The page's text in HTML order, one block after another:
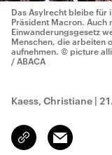
Das Asylrecht bleibe für
Präsident Macron. Auch
Einwanderungsgesetz
Menschen, die arbeiten
aufnehmen. © picture
/ ABACA
Kaess, Christiane |
Link
kopieren/teilen
Email